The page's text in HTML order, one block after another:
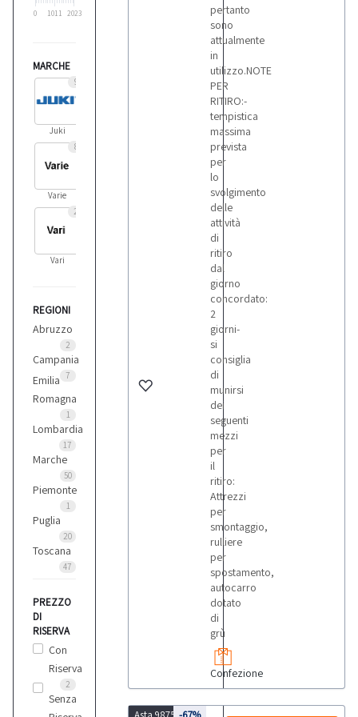
0 1011 2023
MARCHE
9
Juki
8
Varie
2
Vari
REGIONI
Abruzzo
2
Campania
7
Emilia
Romagna
1
Lombardia
17
Marche
50
Piemonte
1
Puglia
20
Toscana
47
PREZZO
DI
RISERVA
Con
Riserva
2
Senza
pertanto
sono
attualmente
in
utilizzo.NOTE
PER
RITIRO:-
tempistica
massima
prevista
per
lo
svolgimento
delle
attività
di
ritiro
dal
giorno
concordato:
2
giorni-
si
consiglia
di
munirsi
dei
seguenti
mezzi
per
il
ritiro:
Attrezzi
per
smontaggio,
rulliere
per
spostamento,
autocarro
dotato
di
grù
Confezione